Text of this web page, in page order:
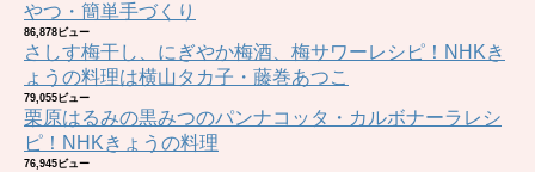
やつ・簡単手づくり
86,878ビュー
さしす梅干し、にぎやか梅酒、梅サワーレシピ！NHKき
ょうの料理は横山タカ子・藤巻あつこ
79,055ビュー
栗原はるみの黒みつのパンナコッタ・カルボナーラレシ
ピ！NHKきょうの料理
76,945ビュー